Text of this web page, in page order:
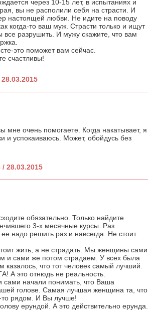
через 10-15 лет, в испытаниях и
вы не располили себя на страсти. И
настоящей любви. Не идите на поводу
когда-то ваш муж. Страсти только и ищут
все разрушить. И мужу скажите, что вам
это поможет вам сейчас.
счастливы!
мне очень помогаете. Когда накатывает, я
и успокаиваюсь. Может, обойдусь без
28.03.2015
обязательно. Только найдите
3-х месячные курсы. Раз
надо решить раз и навсегда. Не стоит
жить, а не страдать. Мы женщины сами
и сами же потом страдаем. У всех была
казалось, что тот человек самый лучший.
А это отнюдь не реальность.
начали понимать, что Ваша
голове. Самая лучшая женщина та, что
рядом. И Вы лучше!
ерундой. А это действительно ерунда.